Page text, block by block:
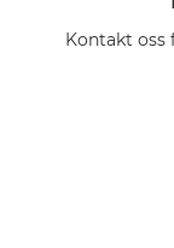
Kontakt oss